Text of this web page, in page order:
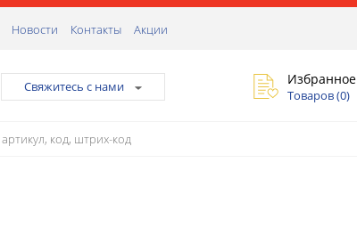
Новости Контакты Акции
Свяжитесь с нами Избранное
Товаров (0)